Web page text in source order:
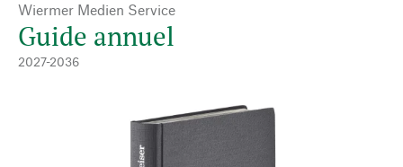
Wiermer Medien Service
Guide annuel
2027-2036